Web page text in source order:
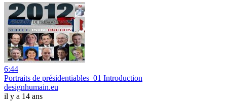
6:44
Portraits de présidentiables_01 Introduction
designhumain.eu
il y a 14 ans